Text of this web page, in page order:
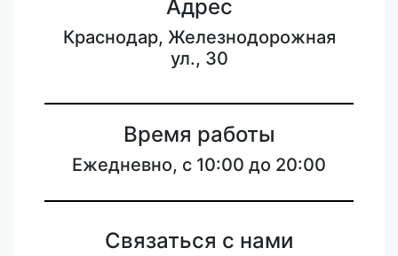
Адрес
Краснодар, Железнодорожная
ул., 30
Время работы
Ежедневно, с 10:00 до 20:00
Связаться с нами